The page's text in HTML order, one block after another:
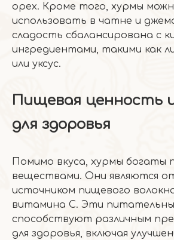
орех. Кроме того, хурмы
использовать в чатне и
сладость сбалансирована с
ингредиентами, такими как
или уксус.
Пищевая ценность
для здоровья
Помимо вкуса, хурмы богаты
веществами. Они являются
источником пищевого
витамина С. Эти
способствуют различным
для здоровья, включая